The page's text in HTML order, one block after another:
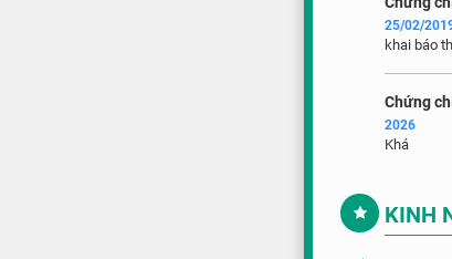
25/02/
khai báo
Chứng
2026
Khá
KINH